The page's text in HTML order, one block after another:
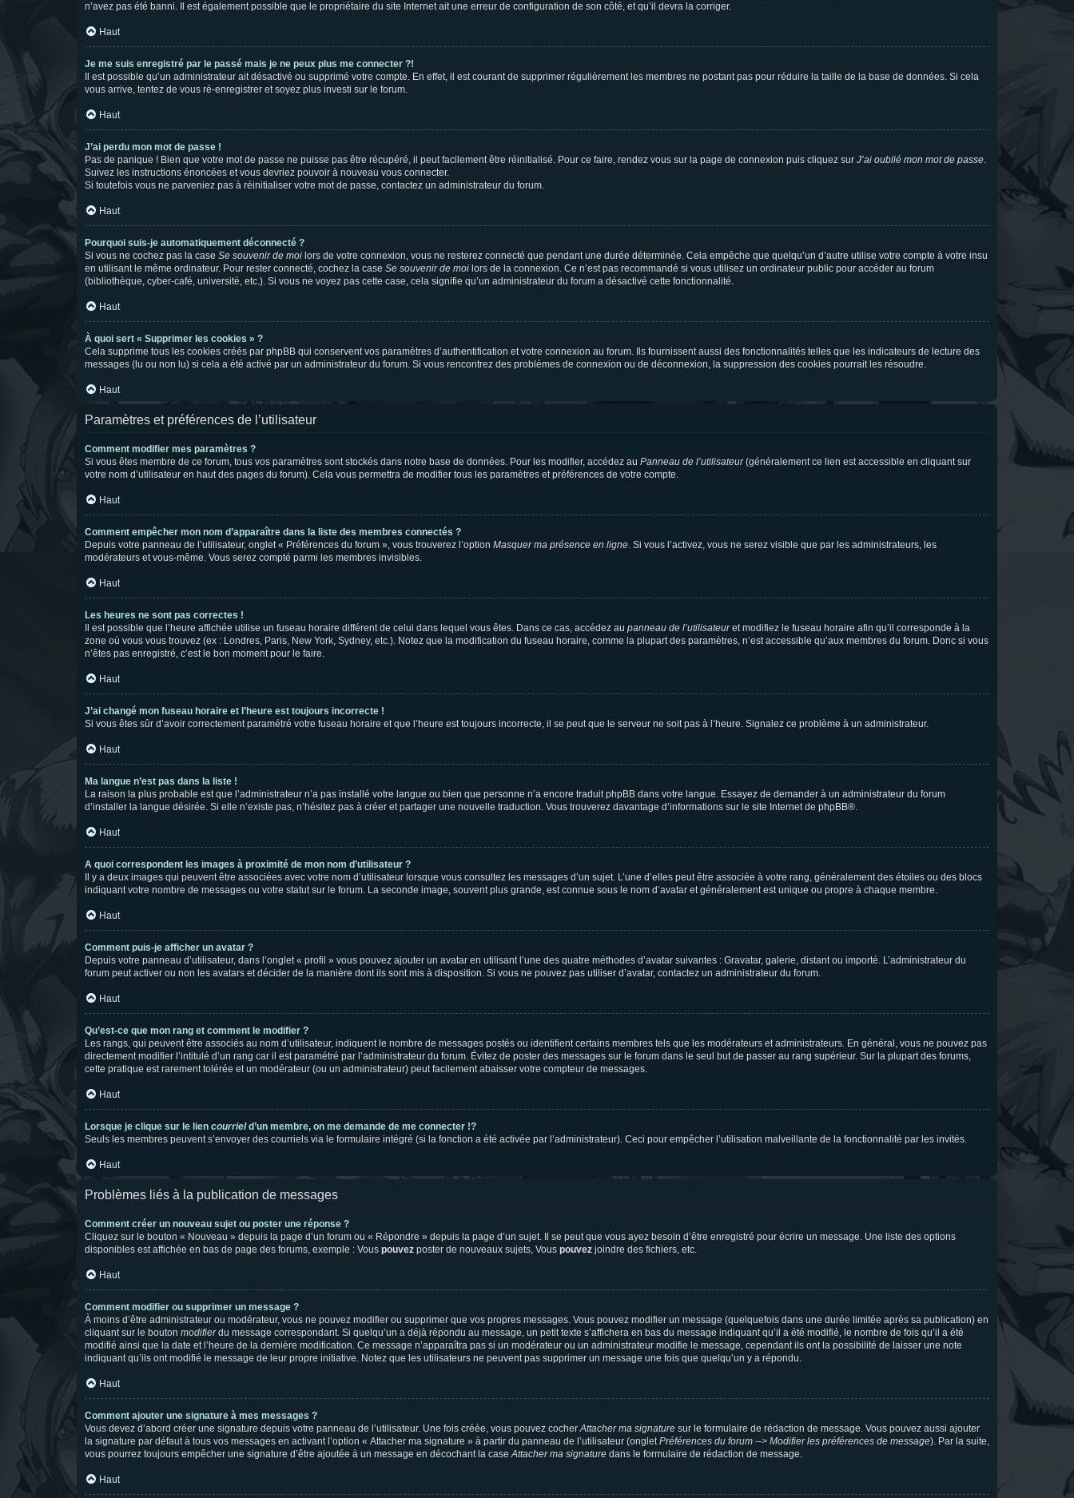
n’avez pas été banni. Il est également possible que le propriétaire du site Internet ait une erreur de configuration de son côté, et qu’il devra la corriger.
Haut
Je me suis enregistré par le passé mais je ne peux plus me connecter ?!
Il est possible qu’un administrateur ait désactivé ou supprimé votre compte. En effet, il est courant de supprimer régulièrement les membres ne postant pas pour réduire la taille de la base de données. Si cela
vous arrive, tentez de vous ré-enregistrer et soyez plus investi sur le forum.
Haut
J’ai perdu mon mot de passe !
Pas de panique ! Bien que votre mot de passe ne puisse pas être récupéré, il peut facilement être réinitialisé. Pour ce faire, rendez vous sur la page de connexion puis cliquez sur J’ai oublié mon mot de passe.
Suivez les instructions énoncées et vous devriez pouvoir à nouveau vous connecter.
Si toutefois vous ne parveniez pas à réinitialiser votre mot de passe, contactez un administrateur du forum.
Haut
Pourquoi suis-je automatiquement déconnecté ?
Si vous ne cochez pas la case Se souvenir de moi lors de votre connexion, vous ne resterez connecté que pendant une durée déterminée. Cela empêche que quelqu’un d’autre utilise votre compte à votre insu
en utilisant le même ordinateur. Pour rester connecté, cochez la case Se souvenir de moi lors de la connexion. Ce n’est pas recommandé si vous utilisez un ordinateur public pour accéder au forum
(bibliothèque, cyber-café, université, etc.). Si vous ne voyez pas cette case, cela signifie qu’un administrateur du forum a désactivé cette fonctionnalité.
Haut
À quoi sert « Supprimer les cookies » ?
Cela supprime tous les cookies créés par phpBB qui conservent vos paramètres d’authentification et votre connexion au forum. Ils fournissent aussi des fonctionnalités telles que les indicateurs de lecture des
messages (lu ou non lu) si cela a été activé par un administrateur du forum. Si vous rencontrez des problèmes de connexion ou de déconnexion, la suppression des cookies pourrait les résoudre.
Haut
Paramètres et préférences de l’utilisateur
Comment modifier mes paramètres ?
Si vous êtes membre de ce forum, tous vos paramètres sont stockés dans notre base de données. Pour les modifier, accédez au Panneau de l’utilisateur(généralement ce lien est accessible en cliquant sur
votre nom d’utilisateur en haut des pages du forum). Cela vous permettra de modifier tous les paramètres et préférences de votre compte.
Haut
Comment empêcher mon nom d’apparaître dans la liste des membres connectés ?
Depuis votre panneau de l’utilisateur, onglet « Préférences du forum », vous trouverez l’option Masquer ma présence en ligne. Si vous l’activez, vous ne serez visible que par les administrateurs, les
modérateurs et vous-même. Vous serez compté parmi les membres invisibles.
Haut
Les heures ne sont pas correctes !
Il est possible que l’heure affichée utilise un fuseau horaire différent de celui dans lequel vous êtes. Dans ce cas, accédez au panneau de l’utilisateuret modifiez le fuseau horaire afin qu’il corresponde à la
zone où vous vous trouvez (ex : Londres, Paris, New York, Sydney, etc.). Notez que la modification du fuseau horaire, comme la plupart des paramètres, n’est accessible qu’aux membres du forum. Donc si vous
n’êtes pas enregistré, c’est le bon moment pour le faire.
Haut
J’ai changé mon fuseau horaire et l’heure est toujours incorrecte !
Si vous êtes sûr d’avoir correctement paramétré votre fuseau horaire et que l’heure est toujours incorrecte, il se peut que le serveur ne soit pas à l’heure. Signalez ce problème à un administrateur.
Haut
Ma langue n’est pas dans la liste !
La raison la plus probable est que l’administrateur n’a pas installé votre langue ou bien que personne n’a encore traduit phpBB dans votre langue. Essayez de demander à un administrateur du forum
d’installer la langue désirée. Si elle n’existe pas, n’hésitez pas à créer et partager une nouvelle traduction. Vous trouverez davantage d’informations sur le site Internet de phpBB®.
Haut
A quoi correspondent les images à proximité de mon nom d’utilisateur ?
Il y a deux images qui peuvent être associées avec votre nom d’utilisateur lorsque vous consultez les messages d’un sujet. L’une d’elles peut être associée à votre rang, généralement des étoiles ou des blocs
indiquant votre nombre de messages ou votre statut sur le forum. La seconde image, souvent plus grande, est connue sous le nom d’avatar et généralement est unique ou propre à chaque membre.
Haut
Comment puis-je afficher un avatar ?
Depuis votre panneau d’utilisateur, dans l’onglet « profil » vous pouvez ajouter un avatar en utilisant l’une des quatre méthodes d’avatar suivantes : Gravatar, galerie, distant ou importé. L’administrateur du
forum peut activer ou non les avatars et décider de la manière dont ils sont mis à disposition. Si vous ne pouvez pas utiliser d’avatar, contactez un administrateur du forum.
Haut
Qu’est-ce que mon rang et comment le modifier ?
Les rangs, qui peuvent être associés au nom d’utilisateur, indiquent le nombre de messages postés ou identifient certains membres tels que les modérateurs et administrateurs. En général, vous ne pouvez pas
directement modifier l’intitulé d’un rang car il est paramétré par l’administrateur du forum. Évitez de poster des messages sur le forum dans le seul but de passer au rang supérieur. Sur la plupart des forums,
cette pratique est rarement tolérée et un modérateur (ou un administrateur) peut facilement abaisser votre compteur de messages.
Haut
Lorsque je clique sur le lien courrield’un membre, on me demande de me connecter !?
Seuls les membres peuvent s’envoyer des courriels via le formulaire intégré (si la fonction a été activée par l’administrateur). Ceci pour empêcher l’utilisation malveillante de la fonctionnalité par les invités.
Haut
Problèmes liés à la publication de messages
Comment créer un nouveau sujet ou poster une réponse ?
Cliquez sur le bouton « Nouveau » depuis la page d’un forum ou « Répondre » depuis la page d’un sujet. Il se peut que vous ayez besoin d’être enregistré pour écrire un message. Une liste des options
disponibles est affichée en bas de page des forums, exemple : Vous pouvez poster de nouveaux sujets, Vous pouvez joindre des fichiers, etc.
Haut
Comment modifier ou supprimer un message ?
À moins d’être administrateur ou modérateur, vous ne pouvez modifier ou supprimer que vos propres messages. Vous pouvez modifier un message (quelquefois dans une durée limitée après sa publication) en
cliquant sur le bouton modifierdu message correspondant. Si quelqu’un a déjà répondu au message, un petit texte s’affichera en bas du message indiquant qu’il a été modifié, le nombre de fois qu’il a été
modifié ainsi que la date et l’heure de la dernière modification. Ce message n’apparaîtra pas si un modérateur ou un administrateur modifie le message, cependant ils ont la possibilité de laisser une note
indiquant qu’ils ont modifié le message de leur propre initiative. Notez que les utilisateurs ne peuvent pas supprimer un message une fois que quelqu’un y a répondu.
Haut
Comment ajouter une signature à mes messages ?
Vous devez d’abord créer une signature depuis votre panneau de l’utilisateur. Une fois créée, vous pouvez cocherAttacher ma signature sur le formulaire de rédaction de message. Vous pouvez aussi ajouter
la signature par défaut à tous vos messages en activant l’option « Attacher ma signature » à partir du panneau de l’utilisateur (ongletPréférences du forum --> Modifier les préférences de message). Par la suite,
vous pourrez toujours empêcher une signature d’être ajoutée à un message en décochant la caseAttacher ma signature dans le formulaire de rédaction de message.
Haut